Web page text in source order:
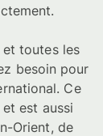
et toutes les
besoin pour
Ce
est aussi
Orient, de